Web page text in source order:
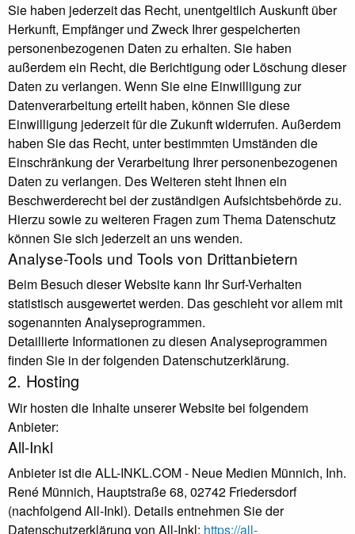
Sie haben jederzeit das Recht, unentgeltlich Auskunft über
Herkunft, Empfänger und Zweck Ihrer gespeicherten
personenbezogenen Daten zu erhalten. Sie haben
außerdem ein Recht, die Berichtigung oder Löschung dieser
Daten zu verlangen. Wenn Sie eine Einwilligung zur
Datenverarbeitung erteilt haben, können Sie diese
Einwilligung jederzeit für die Zukunft widerrufen. Außerdem
haben Sie das Recht, unter bestimmten Umständen die
Einschränkung der Verarbeitung Ihrer personenbezogenen
Daten zu verlangen. Des Weiteren steht Ihnen ein
Beschwerderecht bei der zuständigen Aufsichtsbehörde zu.
Hierzu sowie zu weiteren Fragen zum Thema Datenschutz
können Sie sich jederzeit an uns wenden.
Analyse-Tools und Tools von Dritt­anbietern
Beim Besuch dieser Website kann Ihr Surf-Verhalten
statistisch ausgewertet werden. Das geschieht vor allem mit
sogenannten Analyseprogrammen.
Detaillierte Informationen zu diesen Analyseprogrammen
finden Sie in der folgenden Datenschutzerklärung.
2. Hosting
Wir hosten die Inhalte unserer Website bei folgendem
Anbieter:
All-Inkl
Anbieter ist die ALL-INKL.COM - Neue Medien Münnich, Inh.
René Münnich, Hauptstraße 68, 02742 Friedersdorf
(nachfolgend All-Inkl). Details entnehmen Sie der
Datenschutzerklärung von All-Inkl: https://all-